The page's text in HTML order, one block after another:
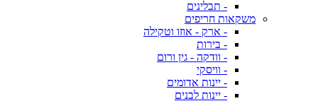
- תבלינים
משקאות חריפים
- ארק - אוזו וטקילה
- בירות
- וודקה - גין ורום
- וויסקי
- יינות אדומים
- יינות לבנים